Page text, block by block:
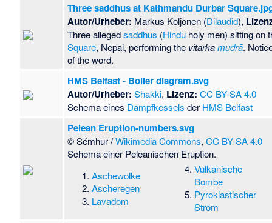
Three saddhus at Kathmandu Durbar
Autor/Urheber: Markus Koljonen (Dilaudid),
Three allegedsaddhus (Hindu holy men) sitting on
Square, Nepal, performing the vitarkamudrā.
of the word.
HMS Belfast - Boiler diagram.svg
Autor/Urheber: Shakki, Lizenz: CC BY-SA 4.0
Schema eines Dampfkessels der HMS Belfast
Pelean Eruption-numbers.svg
© Sémhur /Wikimedia Commons,CC BY-SA 4.0
Schema einer Peleanischen Eruption.
Aschewolke
Ascheregen
Lavadom
Vulkanische
Bombe
Pyroklastischer
Strom